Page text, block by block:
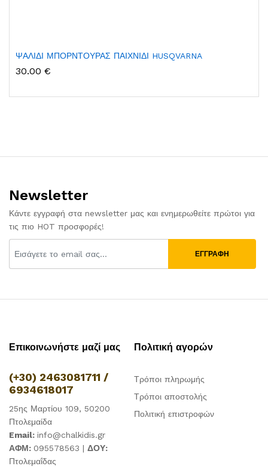
ΨΑΛΙΔΙ ΜΠΟΡΝΤΟΥΡΑΣ ΠΑΙΧΝΙΔΙ HUSQVARNA
30.00 €
Newsletter
Κάντε εγγραφή στα newsletter μας και ενημερωθείτε πρώτοι για
τις πιο HOT προσφορές!
ΕΓΓΡΑΦΗ
Επικοινωνήστε μαζί μας
(+30) 2463081711 /
6934618017
25ης Μαρτίου 109, 50200
Πτολεμαίδα
Email: info@chalkidis.gr
ΑΦΜ: 095578563 | ΔΟΥ:
Πτολεμαΐδας
Πολιτική αγορών
Τρόποι πληρωμής
Τρόποι αποστολής
Πολιτική επιστροφών